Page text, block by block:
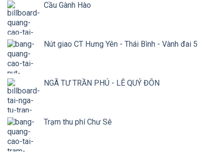
Cầu Gành Hào
Nút giao CT Hưng Yên - Thái Bình - Vành đai 5
NGÃ TƯ TRẦN PHÚ - LÊ QUÝ ĐÔN
Trạm thu phí Chư Sê